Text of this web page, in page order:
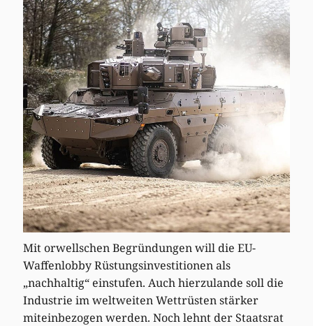
Mit orwellschen Begründungen will die EU-
Waffenlobby Rüstungsinvestitionen als
„nachhaltig“ einstufen. Auch hierzulande soll die
Industrie im weltweiten Wettrüsten stärker
miteinbezogen werden. Noch lehnt der Staatsrat